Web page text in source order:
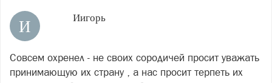
И Иигорь
Совсем охренел - не своих сородичей просит уважать
принимающую их страну , а нас просит терпеть их